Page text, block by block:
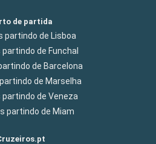
de partida
partindo de Lisboa
de Funchal
de Barcelona
de Marselha
partindo de Veneza
partindo de Miam